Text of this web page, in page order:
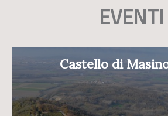
EVENTI
Castello di